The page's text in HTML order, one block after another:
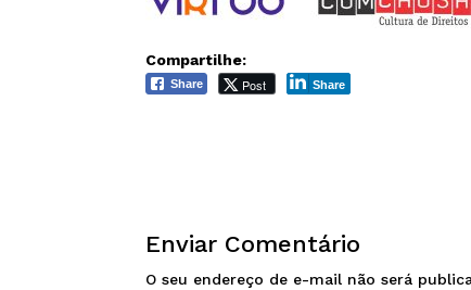
Compartilhe:
Share Post Share
Enviar Comentário
O seu endereço de e-mail não será